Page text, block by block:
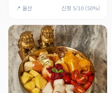
📍 울산 신청 5/10 (50%)